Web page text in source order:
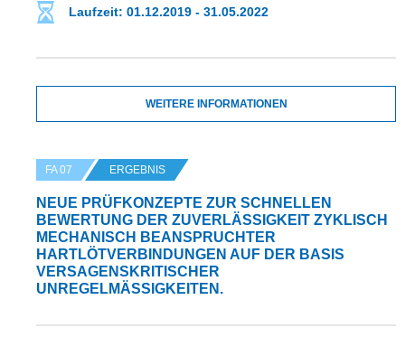
Laufzeit: 01.12.2019 - 31.05.2022
WEITERE INFORMATIONEN
FA 07 ERGEBNIS
NEUE PRÜFKONZEPTE ZUR SCHNELLEN
BEWERTUNG DER ZUVERLÄSSIGKEIT ZYKLISCH
MECHANISCH BEANSPRUCHTER
HARTLÖTVERBINDUNGEN AUF DER BASIS
VERSAGENSKRITISCHER
UNREGELMÄSSIGKEITEN.